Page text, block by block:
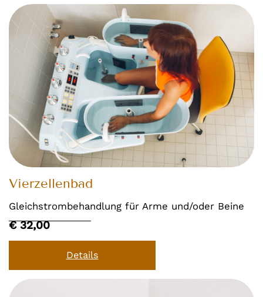
Vierzellenbad
Gleichstrombehandlung für Arme und/oder Beine
€ 32,00
Details